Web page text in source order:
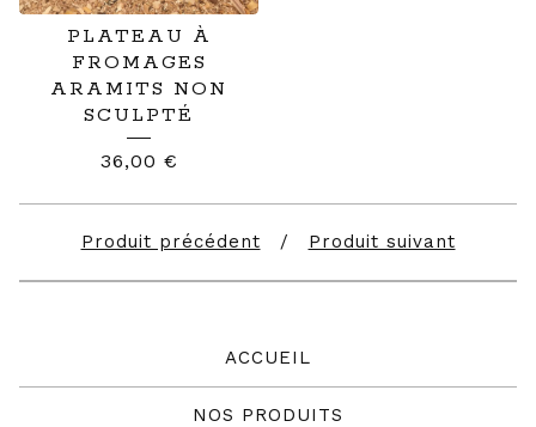
PLATEAU À
FROMAGES
ARAMITS NON
SCULPTÉ
36,00 €
Produit précédent Produit suivant
ACCUEIL
NOS PRODUITS